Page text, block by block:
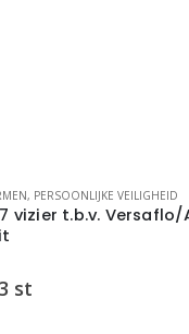
, PERSOONLIJKE VEILIGHEID
vizier t.b.v.
st